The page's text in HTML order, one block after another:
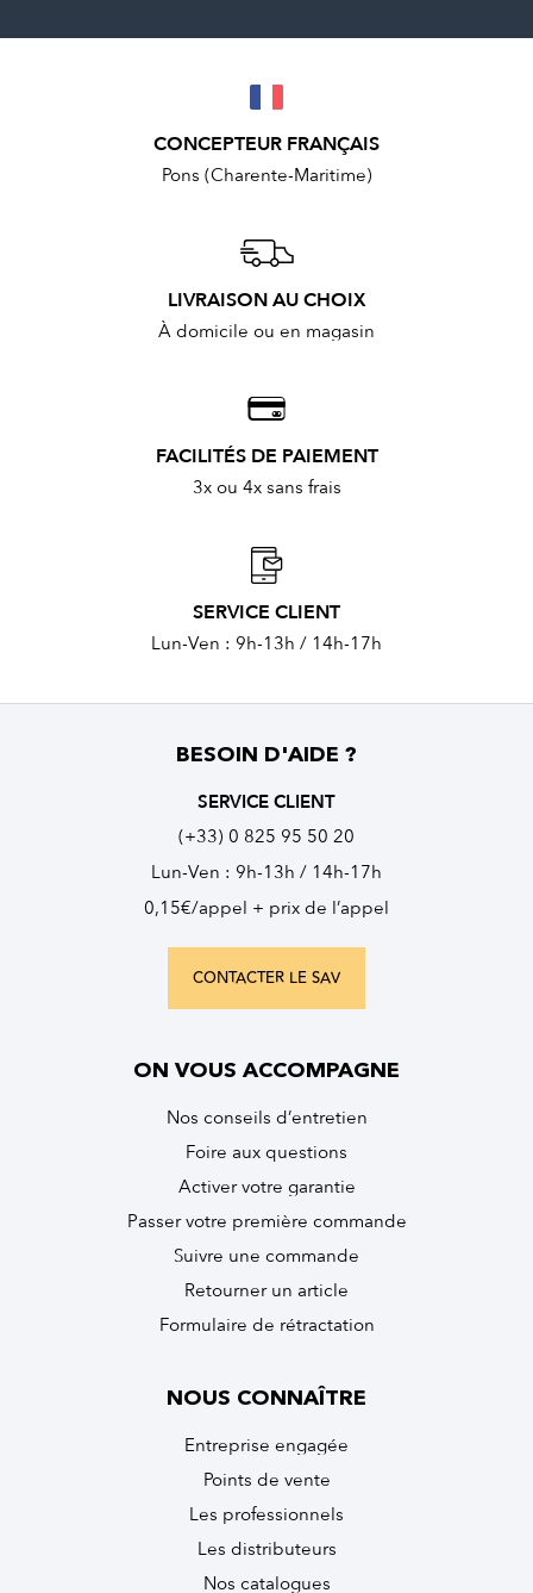
CONCEPTEUR FRANÇAIS
Pons (Charente-Maritime)
LIVRAISON AU CHOIX
À domicile ou en magasin
FACILITÉS DE PAIEMENT
3x ou 4x sans frais
SERVICE CLIENT
Lun-Ven : 9h-13h / 14h-17h
BESOIN D'AIDE ?
SERVICE CLIENT
(+33) 0 825 95 50 20
Lun-Ven : 9h-13h / 14h-17h
0,15€/appel + prix de l’appel
CONTACTER LE SAV
ON VOUS ACCOMPAGNE
Nos conseils d’entretien
Foire aux questions
Activer votre garantie
Passer votre première commande
Suivre une commande
Retourner un article
Formulaire de rétractation
NOUS CONNAÎTRE
Entreprise engagée
Points de vente
Les professionnels
Les distributeurs
Nos catalogues